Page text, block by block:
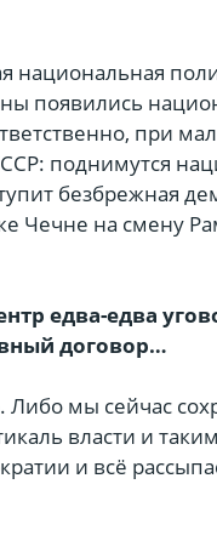
национальная
появились
при
поднимутся
безбрежная
Чечне на смену
едва-едва
договор…
мы сейчас
власти и
и всё